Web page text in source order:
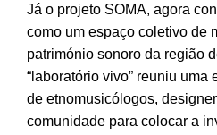
Já o projeto SOMA, agora
como um espaço coletivo de
património sonoro da região
“laboratório vivo” reuniu
de etnomusicólogos,
comunidade para colocar a